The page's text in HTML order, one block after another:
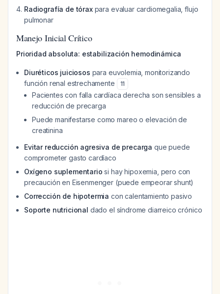
Radiografía de tóraxpara evaluar cardiomegalia, flujo
pulmonar
Manejo Inicial Crítico
Prioridad absoluta: estabilización hemodinámica
Diuréticos juiciosos para euvolemia, monitorizando
función renal estrechamente
11
Pacientes con falla cardíaca derecha son sensibles a
reducción de precarga
Puede manifestarse como mareo o elevación de
creatinina
Evitar reducción agresiva de precarga que puede
comprometer gasto cardíaco
Oxígeno suplementario si hay hipoxemia, pero con
precaución en Eisenmenger (puede empeorar shunt)
Corrección de hipotermia con calentamiento pasivo
Soporte nutricional dado el síndrome diarreico crónico